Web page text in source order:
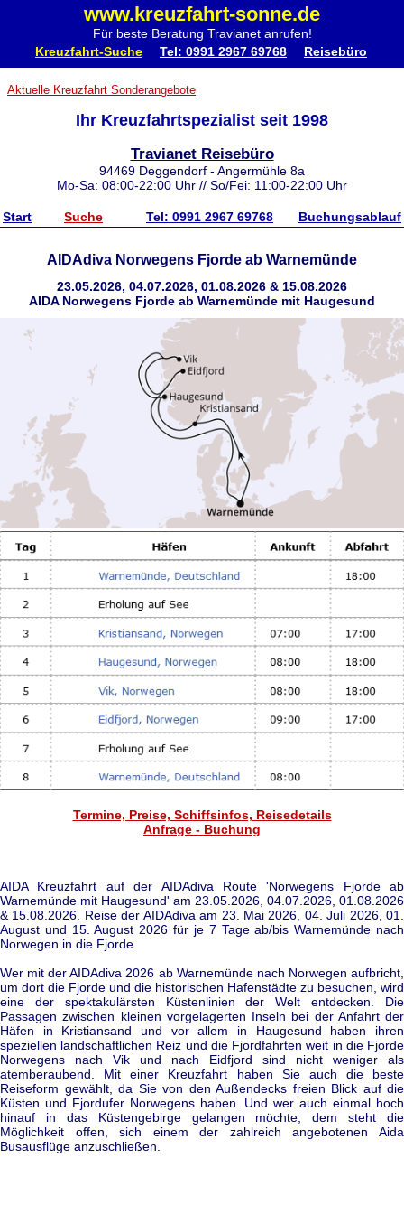
www.kreuzfahrt-sonne.de
Für beste Beratung Travianet anrufen!
Kreuzfahrt-Suche Tel: 0991 2967 69768 Reisebüro
Aktuelle Kreuzfahrt Sonderangebote
Ihr Kreuzfahrtspezialist seit 1998
Travianet Reisebüro
94469 Deggendorf - Angermühle 8a
Mo-Sa: 08:00-22:00 Uhr // So/Fei: 11:00-22:00 Uhr
Start Suche Tel: 0991 2967 69768 Buchungsablauf
AIDAdiva Norwegens Fjorde ab Warnemünde
23.05.2026, 04.07.2026, 01.08.2026 & 15.08.2026
AIDA Norwegens Fjorde ab Warnemünde mit Haugesund
Termine, Preise, Schiffsinfos, Reisedetails
Anfrage - Buchung
AIDA Kreuzfahrt auf der AIDAdiva Route 'Norwegens Fjorde ab
Warnemünde mit Haugesund' am 23.05.2026, 04.07.2026, 01.08.2026
& 15.08.2026. Reise der AIDAdiva am 23. Mai 2026, 04. Juli 2026, 01.
August und 15. August 2026 für je 7 Tage ab/bis Warnemünde nach
Norwegen in die Fjorde.
Wer mit der AIDAdiva 2026 ab Warnemünde nach Norwegen aufbricht,
um dort die Fjorde und die historischen Hafenstädte zu besuchen, wird
eine der spektakulärsten Küstenlinien der Welt entdecken. Die
Passagen zwischen kleinen vorgelagerten Inseln bei der Anfahrt der
Häfen in Kristiansand und vor allem in Haugesund haben ihren
speziellen landschaftlichen Reiz und die Fjordfahrten weit in die Fjorde
Norwegens nach Vik und nach Eidfjord sind nicht weniger als
atemberaubend. Mit einer Kreuzfahrt haben Sie auch die beste
Reiseform gewählt, da Sie von den Außendecks freien Blick auf die
Küsten und Fjordufer Norwegens haben. Und wer auch einmal hoch
hinauf in das Küstengebirge gelangen möchte, dem steht die
Möglichkeit offen, sich einem der zahlreich angebotenen Aida
Busausflüge anzuschließen.